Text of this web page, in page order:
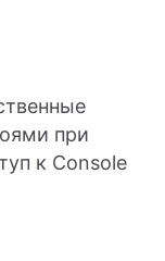
при
к Console